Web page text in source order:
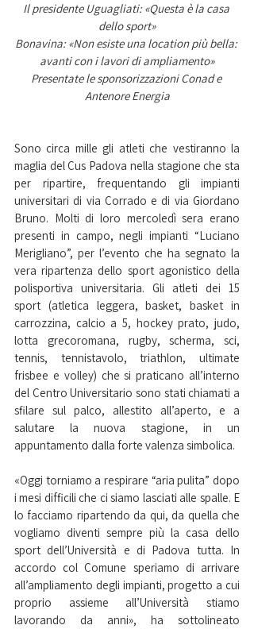
Il presidente Uguagliati: «Questa è la casa
dello sport»
Bonavina: «Non esiste una location più bella:
avanti con i lavori di ampliamento»
Presentate le sponsorizzazioni Conad e
Antenore Energia
Sono circa mille gli atleti che vestiranno la
maglia del Cus Padova nella stagione che sta
per ripartire, frequentando gli impianti
universitari di via Corrado e di via Giordano
Bruno. Molti di loro mercoledì sera erano
presenti in campo, negli impianti “Luciano
Merigliano”, per l’evento che ha segnato la
vera ripartenza dello sport agonistico della
polisportiva universitaria. Gli atleti dei 15
sport (atletica leggera, basket, basket in
carrozzina, calcio a 5, hockey prato, judo,
lotta grecoromana, rugby, scherma, sci,
tennis, tennistavolo, triathlon, ultimate
frisbee e volley) che si praticano all’interno
del Centro Universitario sono stati chiamati a
sfilare sul palco, allestito all’aperto, e a
salutare la nuova stagione, in un
appuntamento dalla forte valenza simbolica.
«Oggi torniamo a respirare “aria pulita” dopo
i mesi difficili che ci siamo lasciati alle spalle. E
lo facciamo ripartendo da qui, da quella che
vogliamo diventi sempre più la casa dello
sport dell’Università e di Padova tutta. In
accordo col Comune speriamo di arrivare
all’ampliamento degli impianti, progetto a cui
proprio assieme all’Università stiamo
lavorando da anni», ha sottolineato